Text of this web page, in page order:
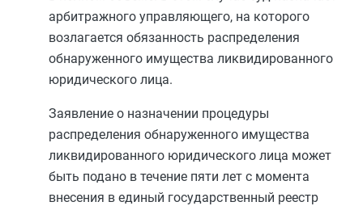
арбитражного управляющего, на которого
возлагается обязанность распределения
обнаруженного имущества ликвидированного
юридического лица.
Заявление о назначении процедуры
распределения обнаруженного имущества
ликвидированного юридического лица может
быть подано в течение пяти лет с момента
внесения в единый государственный реестр